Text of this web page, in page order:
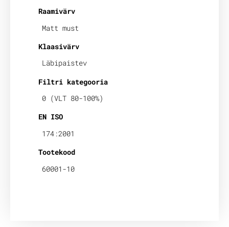
Raamivärv
Matt must
Klaasivärv
Läbipaistev
Filtri kategooria
0 (VLT 80-100%)
EN ISO
174:2001
Tootekood
60001-10